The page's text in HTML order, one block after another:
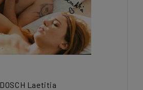
DOSCH Laetitia